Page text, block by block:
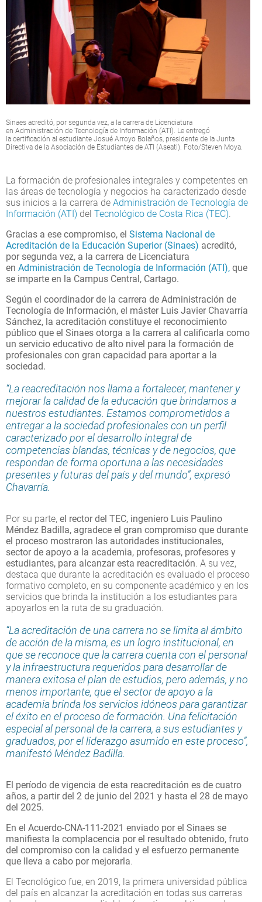
Sinaes acreditó, por segunda vez, a la carrera de Licenciatura
en Administración de Tecnología de Información (ATI). Le entregó
la certificación al estudiante Josué Arroyo Bolaños, presidente de la Junta
Directiva de la Asociación de Estudiantes de ATI (Aseati). Foto/Steven Moya.
La formación de profesionales integrales y competentes en
las áreas de tecnología y negocios ha caracterizado desde
sus inicios a la carrera de Administración de Tecnología de
Información (ATI) del Tecnológico de Costa Rica (TEC).
Gracias a ese compromiso, el Sistema Nacional de
Acreditación de la Educación Superior (Sinaes) acreditó,
por segunda vez, a la carrera de Licenciatura
en Administración de Tecnología de Información (ATI), que
se imparte en la Campus Central, Cartago.
Según el coordinador de la carrera de Administración de
Tecnología de Información, el máster Luis Javier Chavarría
Sánchez, la acreditación constituye el reconocimiento
público que el Sinaes otorga a la carrera al calificarla como
un servicio educativo de alto nivel para la formación de
profesionales con gran capacidad para aportar a la
sociedad.
“La reacreditación nos llama a fortalecer, mantener y
mejorar la calidad de la educación que brindamos a
nuestros estudiantes. Estamos comprometidos a
entregar a la sociedad profesionales con un perfil
caracterizado por el desarrollo integral de
competencias blandas, técnicas y de negocios, que
respondan de forma oportuna a las necesidades
presentes y futuras del país y del mundo”, expresó
Chavarría.
Por su parte, el rector del TEC, ingeniero Luis Paulino
Méndez Badilla, agradece el gran compromiso que durante
el proceso mostraron las autoridades institucionales,
sector de apoyo a la academia, profesoras, profesores y
estudiantes, para alcanzar esta reacreditación. A su vez,
destaca que durante la acreditación es evaluado el proceso
formativo completo, en su componente académico y en los
servicios que brinda la institución a los estudiantes para
apoyarlos en la ruta de su graduación.
“La acreditación de una carrera no se limita al ámbito
de acción de la misma, es un logro institucional, en
que se reconoce que la carrera cuenta con el personal
y la infraestructura requeridos para desarrollar de
manera exitosa el plan de estudios, pero además, y no
menos importante, que el sector de apoyo a la
academia brinda los servicios idóneos para garantizar
el éxito en el proceso de formación. Una felicitación
especial al personal de la carrera, a sus estudiantes y
graduados, por el liderazgo asumido en este proceso”,
manifestó Méndez Badilla.
El período de vigencia de esta reacreditación es de cuatro
años, a partir del 2 de junio del 2021 y hasta el 28 de mayo
del 2025.
En el Acuerdo-CNA-111-2021 enviado por el Sinaes se
manifiesta la complacencia por el resultado obtenido, fruto
del compromiso con la calidad y el esfuerzo permanente
que lleva a cabo por mejorarla.
El Tecnológico fue, en 2019, la primera universidad pública
del país en alcanzar la acreditación en todas sus carreras